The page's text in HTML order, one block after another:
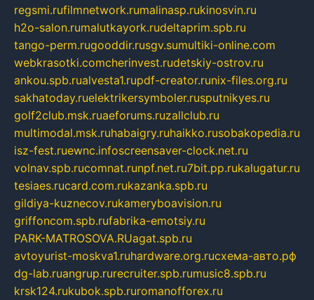
regsmi.rufilmnetwork.rumalinasp.rukinosvin.ru
h2o-salon.rumalutkayork.rudeltaprim.spb.ru
tango-perm.rugooddir.rusgv.sumultiki-online.com
webkrasotki.comcherinvest.rudetskiy-ostrov.ru
ankou.spb.rualvesta1.rupdf-creator.runix-files.org.ru
sakhatoday.ruelektrikersymboler.rusputnikyes.ru
golf2club.msk.ruaeforums.ruzallclub.ru
multimodal.msk.ruhabaigry.ruhaikko.rusobakopedia.ru
isz-fest.ruewnc.infoscreensaver-clock.net.ru
volnav.spb.rucomnat.runpf.net.ru7bit.pp.rukalugatur.ru
tesiaes.rucard.com.rukazanka.spb.ru
gildiya-kuznecov.rukameryboavision.ru
griffoncom.spb.rufabrika-emotsiy.ru
PARK-MATROSOVA.RUagat.spb.ru
avtoyurist-moskva1.ruhardware.org.ruсхема-авто.рф
dg-lab.ruangrup.rurecruiter.spb.rumusic8.spb.ru
krsk124.rukubok.spb.ruromanofforex.ru